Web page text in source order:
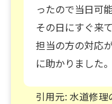
ったので当日可
その日にすぐ来
担当の方の対応
に助かりました。
引用元: 水道修理